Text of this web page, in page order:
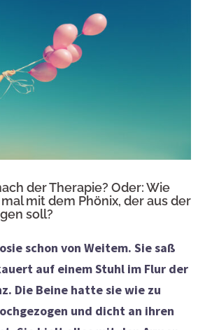
der Therapie? Oder: Wie
mit dem Phönix, der aus der
soll?
schon von Weitem. Sie saß
auf einem Stuhl im Flur der
Die Beine hatte sie wie zu
und dicht an ihren